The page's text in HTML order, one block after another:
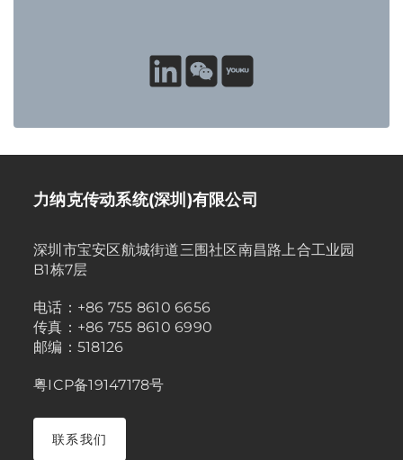
力纳克传动系统(深圳)有限公司
深圳市宝安区航城街道三围社区南昌路上合工业园
B1栋7层
电话：+86 755 8610 6656
传真：+86 755 8610 6990
邮编：518126
粤ICP备19147178号
联系我们